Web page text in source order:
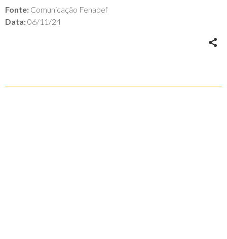
Fonte: Comunicação Fenapef
Data:06/11/24